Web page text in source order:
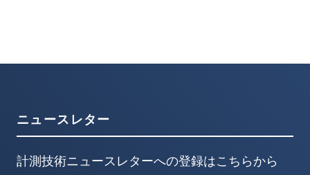
ニュースレター
計測技術ニュースレターへの登録はこちらから